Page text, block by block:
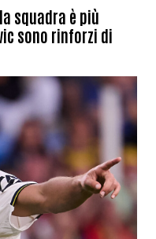
squadra è più
sono rinforzi di